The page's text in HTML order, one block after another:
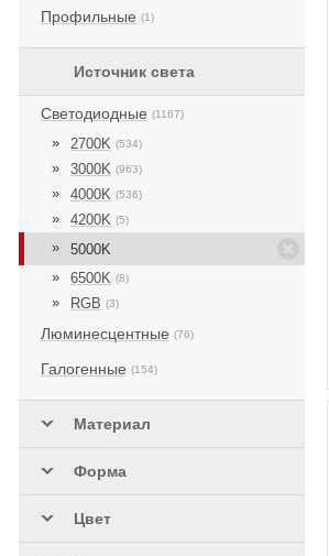
Профильные (1)
Источник света
Светодиодные (1167)
2700K (534)
3000K (963)
4000K (536)
4200K (5)
5000K
6500K (8)
RGB (3)
Люминесцентные (76)
Галогенные (154)
Материал
Форма
Цвет